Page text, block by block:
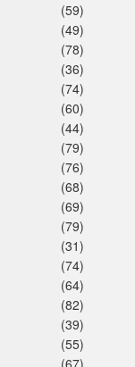
(59)
(49)
(78)
(36)
(74)
(60)
(44)
(79)
(76)
(68)
(69)
(79)
(31)
(74)
(64)
(82)
(39)
(55)
(67)